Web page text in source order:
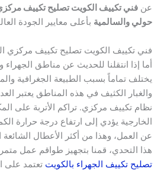
عن فني تكييف الكويت تصليح تكييف
حولي والسالمية بأعلى معايير الجودة
فني تكييف الكويت تصليح تكييف مركزي
أما إذا انتقلنا للحديث عن مناطق الجهراء
يختلف تماماً بسبب الطبيعة الجغرافية
والغبار الكثيف في هذه المناطق يعتبر
نظام تكييف مركزي. تراكم الأتربة على
الخارجية يؤدي إلى ارتفاع درجة حرارة
عن العمل، وهذا من أكثر الأعطال الشائعة
هذا التحدي، قمنا بتجهيز طواقم عمل
تصليح تكييف الجهراء بالكويت تعتمد على